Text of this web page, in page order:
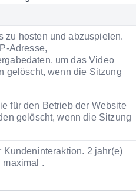
zu hosten und abzuspielen.
Adresse,
um das Video
gelöscht, wenn die Sitzung
für den Betrieb der Website
gelöscht, wenn die Sitzung
Kundeninteraktion. 2 jahr(e)
maximal .